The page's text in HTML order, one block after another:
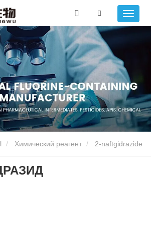
Химический реагент 2-naftgidrazide